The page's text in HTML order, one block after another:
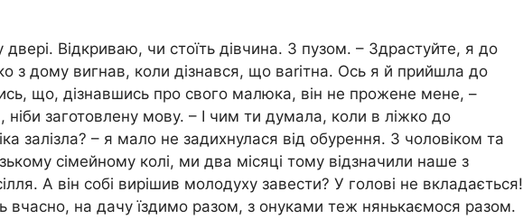
двері. Відкриваю, чи стоїть дівчина. З пузом. – Здрастуйте, я до
з дому вигнав, коли дізнався, що ваrітна. Ось я й прийшла до
що, дізнавшись про свого малюка, він не прожене мене, –
ніби заготовлену мову. – І чим ти думала, коли в ліжко до
залізла? – я мало не задихнулася від обурення. З чоловіком та
сімейному колі, ми два місяці тому відзначили наше з
А він собі вирішив молодуху завести? У голові не вкладається!
вчасно, на дачу їздимо разом, з онуками теж нянькаємося разом.